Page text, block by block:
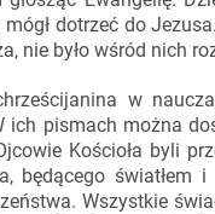
dotrzeć do
nie było wśród nich
w
ich pismach można
Kościoła byli
będącego
Wszystkie